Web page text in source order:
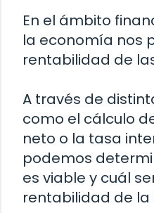
En el ámbito
la economía nos
rentabilidad de
A través de
como el cálculo
neto o la tasa
podemos
es viable y cuál
rentabilidad de la